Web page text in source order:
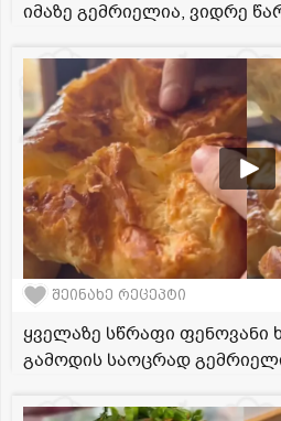
იმაზე გემრიელია, ვიდრე
შეინახე რეცეპტი
ყველაზე სწრაფი ფენოვანი
გამოდის საოცრად